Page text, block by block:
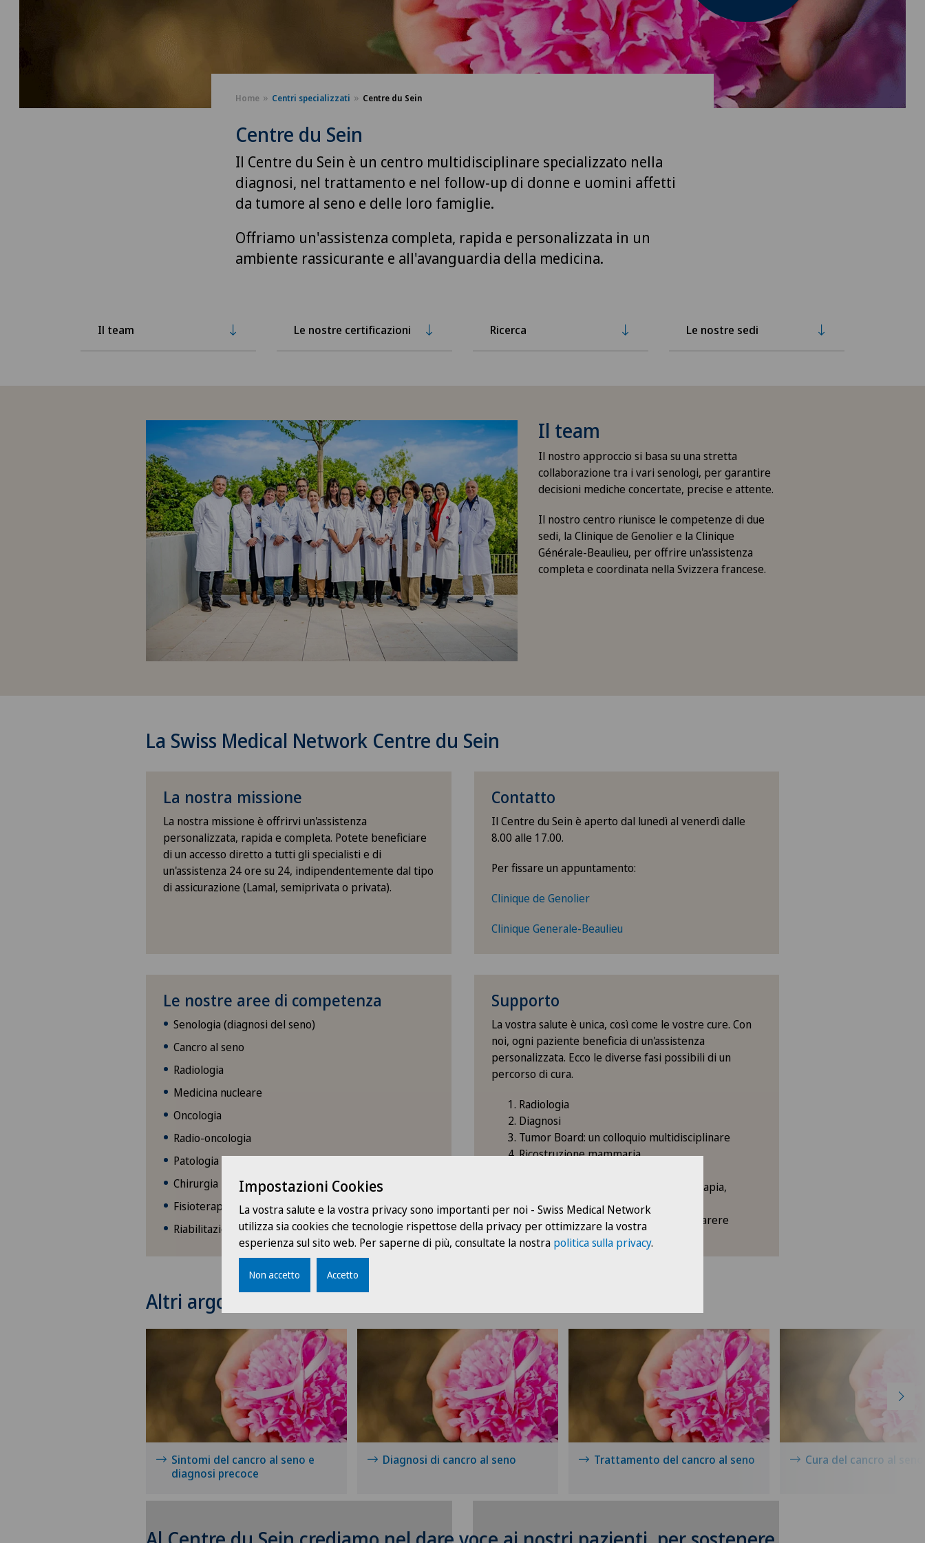
Home Centri specializzati Centre du Sein
Centre du Sein
Il Centre du Sein è un centro multidisciplinare specializzato nella
diagnosi, nel trattamento e nel follow-up di donne e uomini affetti
da tumore al seno e delle loro famiglie.
Offriamo un'assistenza completa, rapida e personalizzata in un
ambiente rassicurante e all'avanguardia della medicina.
Il team Le nostre certificazioni Ricerca Le nostre sedi
Il team
Il nostro approccio si basa su una stretta
collaborazione tra i vari senologi, per garantire
decisioni mediche concertate, precise e attente.
Il nostro centro riunisce le competenze di due
sedi, la Clinique de Genolier e la Clinique
Générale-Beaulieu, per offrire un'assistenza
completa e coordinata nella Svizzera francese.
La Swiss Medical Network Centre du Sein
La nostra missione
La nostra missione è offrirvi un'assistenza
personalizzata, rapida e completa. Potete beneficiare
di un accesso diretto a tutti gli specialisti e di
un'assistenza 24 ore su 24, indipendentemente dal tipo
di assicurazione (Lamal, semiprivata o privata).
Contatto
Il Centre du Sein è aperto dal lunedì al venerdì dalle
8.00 alle 17.00.
Per fissare un appuntamento:
Clinique de Genolier
Clinique Generale-Beaulieu
Le nostre aree di competenza
Senologia (diagnosi del seno)
Cancro al seno
Radiologia
Medicina nucleare
Oncologia
Radio-oncologia
Patologia
Chirurgia plastica
Fisioterapia
Riabilitazione oncologica
Supporto
La vostra salute è unica, così come le vostre cure. Con
noi, ogni paziente beneficia di un'assistenza
personalizzata. Ecco le diverse fasi possibili di un
percorso di cura.
Radiologia
Diagnosi
Tumor Board: un colloquio multidisciplinare
Ricostruzione mammaria
Trattamenti complementari (radioterapia,
farmaci, ecc.)
Possibilità di richiedere un secondo parere
Altri argomenti relativi al cancro al seno
Sintomi del cancro al seno e
diagnosi precoce
Diagnosi di cancro al seno Trattamento del cancro al seno Cura del cancro al seno
Impostazioni Cookies
La vostra salute e la vostra privacy sono importanti per noi - Swiss Medical Network
utilizza sia cookies che tecnologie rispettose della privacy per ottimizzare la vostra
esperienza sul sito web. Per saperne di più, consultate la nostra politica sulla privacy.
Non accetto Accetto